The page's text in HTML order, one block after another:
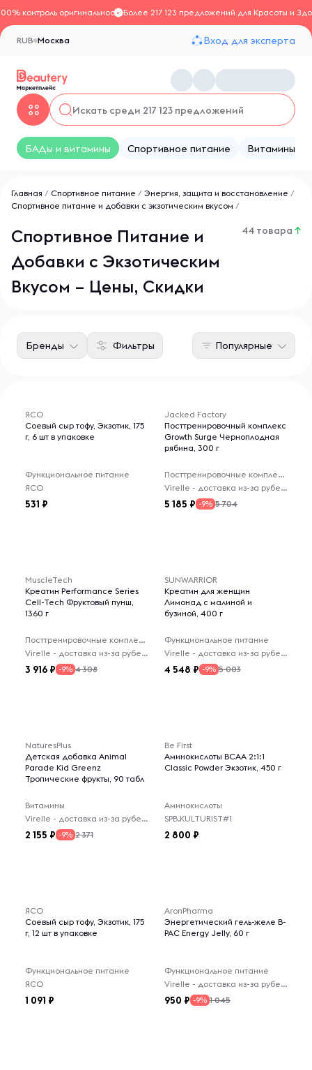
контроль оригинальностиБолее 217 123 предложений для Красоты и
Москва
RUB Вход для эксперта
БАДы и витамины Спортивное питание Витамины
Главная / Спортивное питание / Энергия, защита и восстановление /
Спортивное питание и добавки с экзотическим вкусом /
Спортивное Питание и
Добавки с Экзотическим
Вкусом – Цены, Скидки
44 товара ↑
Фильтры
Бренды Популярные
ЯСО
Соевый сыр тофу, Экзотик, 175
г, 6 шт в упаковке
Функциональное питание
ЯСО
531
Jacked Factory
Посттренировочный комплекс
Growth Surge Черноплодная
рябина, 300 г
Посттренировочные комплексы
Virelle - доставка из-за рубежа
5 185 -9% 5 704
MuscleTech
Креатин Performance Series
Cell-Tech Фруктовый пунш,
1360 г
Посттренировочные комплексы
Virelle - доставка из-за рубежа
3 916 -9% 4 308
SUNWARRIOR
Креатин для женщин
Лимонад с малиной и
бузиной, 400 г
Функциональное питание
Virelle - доставка из-за рубежа
4 548 -9% 5 003
NaturesPlus
Детская добавка Animal
Parade Kid Greenz
Тропические фрукты, 90 табл
Витамины
Virelle - доставка из-за рубежа
2 155 -9% 2 371
Be First
Аминокислоты BCAA 2:1:1
Classic Powder Экзотик, 450 г
Аминокислоты
SPB.KULTURIST#1
2 800
ЯСО
Соевый сыр тофу, Экзотик, 175
г, 12 шт в упаковке
Функциональное питание
ЯСО
1 091
AronPharma
Энергетический гель-желе B-
PAC Energy Jelly, 60 г
Функциональное питание
Virelle - доставка из-за рубежа
950 -9% 1 045